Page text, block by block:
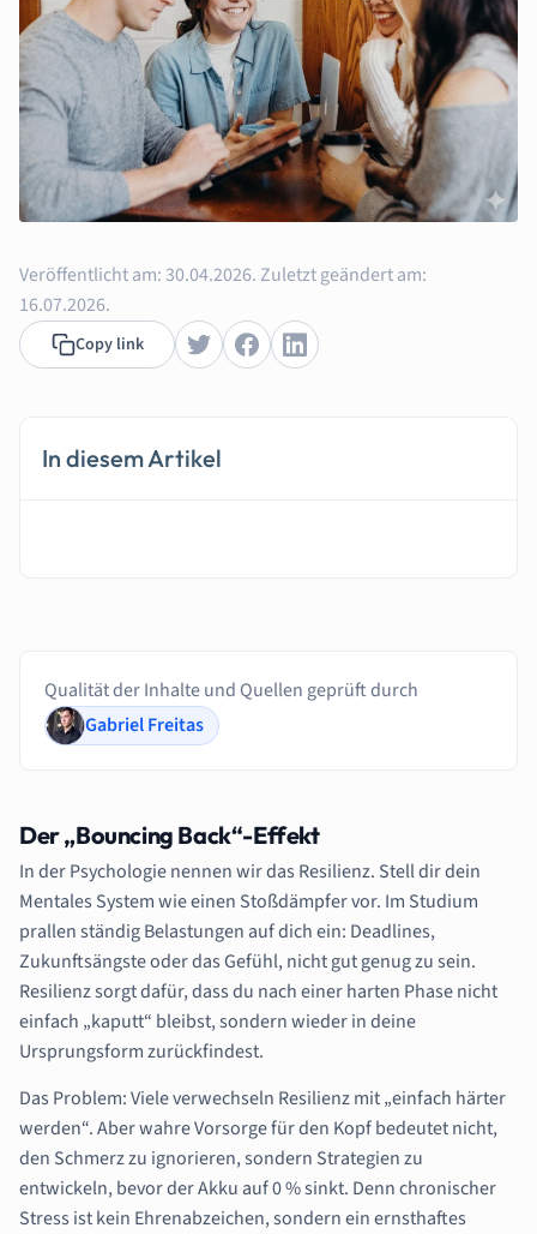
Veröffentlicht am:30.04.2026.Zuletzt geändert am:
16.07.2026.
Copy link
In diesem Artikel
Qualität der Inhalte und Quellen geprüft durch
Gabriel Freitas
Der „Bouncing Back“-Effekt
In der Psychologie nennen wir das Resilienz. Stell dir dein
Mentales System wie einen Stoßdämpfer vor. Im Studium
prallen ständig Belastungen auf dich ein: Deadlines,
Zukunftsängste oder das Gefühl, nicht gut genug zu sein.
Resilienz sorgt dafür, dass du nach einer harten Phase nicht
einfach „kaputt“ bleibst, sondern wieder in deine
Ursprungsform zurückfindest.
Das Problem: Viele verwechseln Resilienz mit „einfach härter
werden“. Aber wahre Vorsorge für den Kopf bedeutet nicht,
den Schmerz zu ignorieren, sondern Strategien zu
entwickeln, bevor der Akku auf 0 % sinkt. Denn chronischer
Stress ist kein Ehrenabzeichen, sondern ein ernsthaftes